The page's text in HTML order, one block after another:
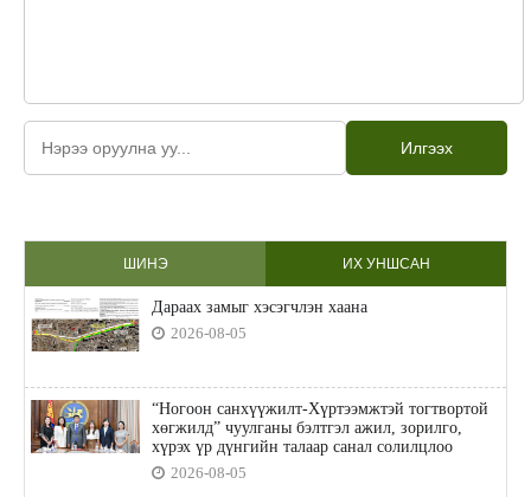
Илгээх
ШИНЭ ИХ УНШСАН
Дараах замыг хэсэгчлэн хаана
2026-08-05
“Ногоон санхүүжилт-Хүртээмжтэй тогтвортой
хөгжилд” чуулганы бэлтгэл ажил, зорилго,
хүрэх үр дүнгийн талаар санал солилцлоо
2026-08-05